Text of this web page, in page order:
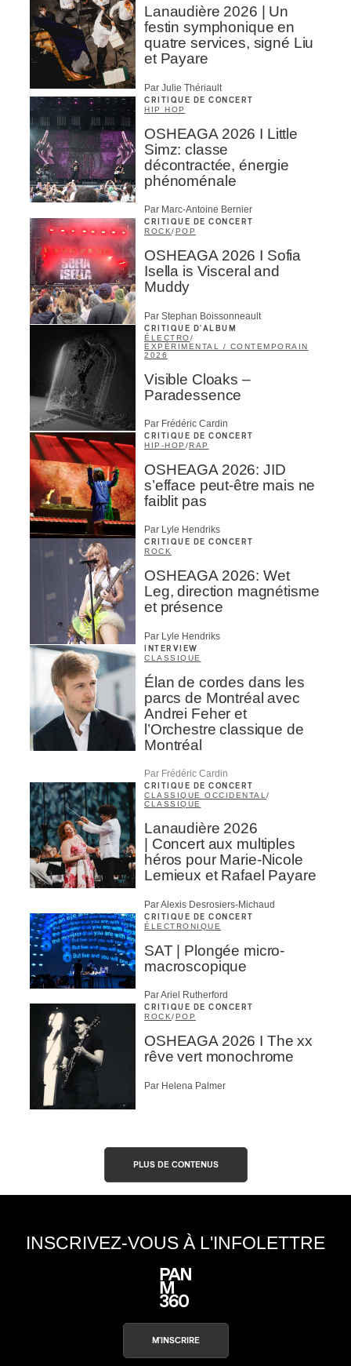
Lanaudière 2026 | Un
festin symphonique en
quatre services, signé Liu
et Payare
Par Julie Thériault
CRITIQUE DE CONCERT
HIP HOP
OSHEAGA 2026 I Little
Simz: classe
décontractée, énergie
phénoménale
Par Marc-Antoine Bernier
CRITIQUE DE CONCERT
ROCK/POP
OSHEAGA 2026 I Sofia
Isella is Visceral and
Muddy
Par Stephan Boissonneault
CRITIQUE D'ALBUM
ÉLECTRO/
EXPÉRIMENTAL / CONTEMPORAIN
2026
Visible Cloaks –
Paradessence
Par Frédéric Cardin
CRITIQUE DE CONCERT
HIP-HOP /RAP
OSHEAGA 2026: JID
s’efface peut-être mais ne
faiblit pas
Par Lyle Hendriks
CRITIQUE DE CONCERT
ROCK
OSHEAGA 2026: Wet
Leg, direction magnétisme
et présence
Par Lyle Hendriks
INTERVIEW
CLASSIQUE
Élan de cordes dans les
parcs de Montréal avec
Andrei Feher et
l’Orchestre classique de
Montréal
Par Frédéric Cardin
CRITIQUE DE CONCERT
CLASSIQUE OCCIDENTAL/
CLASSIQUE
Lanaudière 2026
| Concert aux multiples
héros pour Marie-Nicole
Lemieux et Rafael Payare
Par Alexis Desrosiers-Michaud
CRITIQUE DE CONCERT
ÉLECTRONIQUE
SAT | Plongée micro-
macroscopique
Par Ariel Rutherford
CRITIQUE DE CONCERT
ROCK/POP
OSHEAGA 2026 I The xx
rêve vert monochrome
Par Helena Palmer
PLUS DE CONTENUS
INSCRIVEZ-VOUS À L'INFOLETTRE
M'INSCRIRE